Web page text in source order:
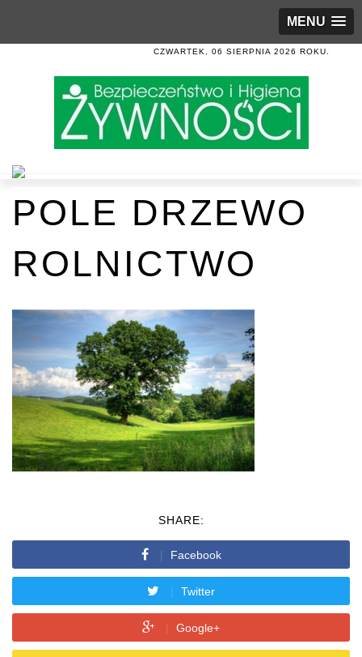
MENU
CZWARTEK, 06 SIERPNIA 2026 ROKU.
POLE DRZEWO
ROLNICTWO
SHARE:
Facebook
Twitter
Google+